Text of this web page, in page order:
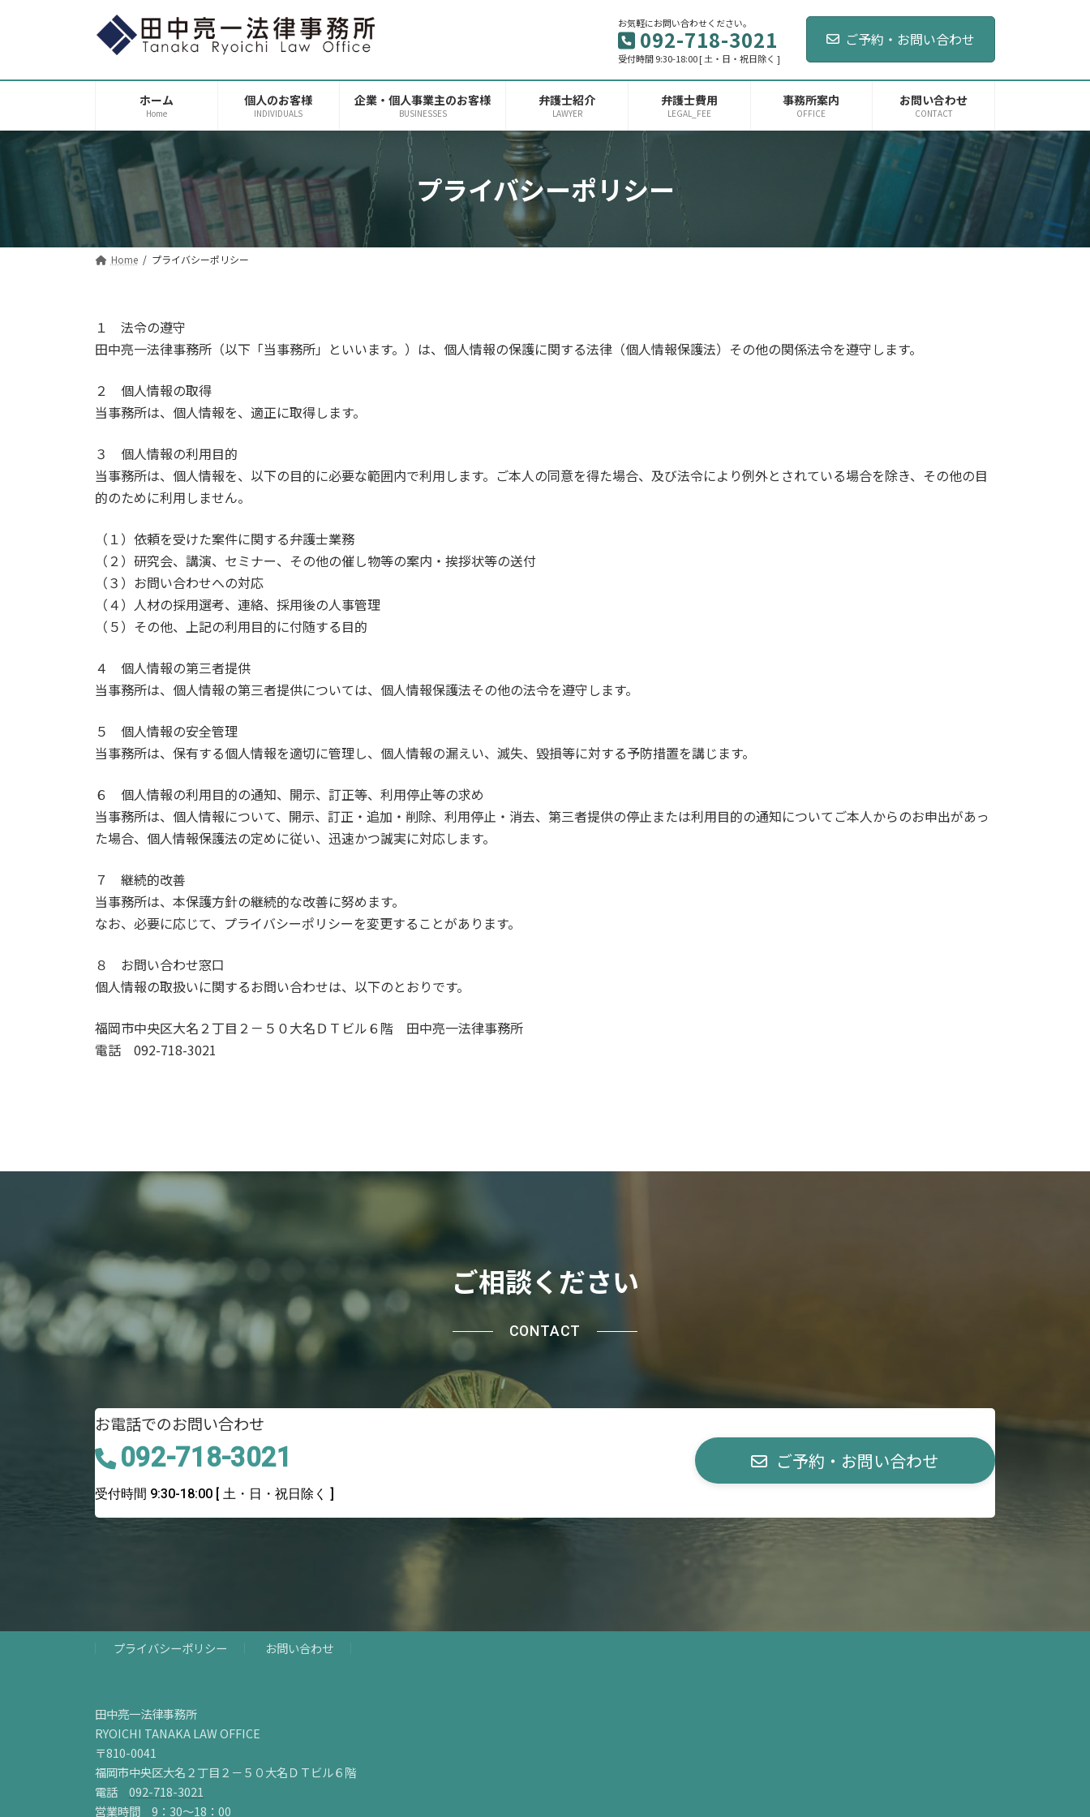
ツ
ス
シ
ン
お気軽にお問い合わせください。
092-718-3021
受付時間 9:30-18:00 [ 土・日・祝日除く ]
ご予約・お問い合わせ
ホーム
Home
個人のお客様
INDIVIDUALS
企業・個人事業主のお客様
BUSINESSES
弁護士紹介
LAWYER
弁護士費用
LEGAL_FEE
事務所案内
OFFICE
お問い合わせ
CONTACT
プライバシーポリシー
Home プライバシーポリシー
１ 法令の遵守
田中亮一法律事務所（以下「当事務所」といいます。）は、個人情報の保護に関する法律（個人情報保護法）その他の関係法令を遵守します。
２ 個人情報の取得
当事務所は、個人情報を、適正に取得します。
３ 個人情報の利用目的
当事務所は、個人情報を、以下の目的に必要な範囲内で利用します。ご本人の同意を得た場合、及び法令により例外とされている場合を除き、その他の目
的のために利用しません。
（１）依頼を受けた案件に関する弁護士業務
（２）研究会、講演、セミナー、その他の催し物等の案内・挨拶状等の送付
（３）お問い合わせへの対応
（４）人材の採用選考、連絡、採用後の人事管理
（５）その他、上記の利用目的に付随する目的
４ 個人情報の第三者提供
当事務所は、個人情報の第三者提供については、個人情報保護法その他の法令を遵守します。
５ 個人情報の安全管理
当事務所は、保有する個人情報を適切に管理し、個人情報の漏えい、滅失、毀損等に対する予防措置を講じます。
６ 個人情報の利用目的の通知、開示、訂正等、利用停止等の求め
当事務所は、個人情報について、開示、訂正・追加・削除、利用停止・消去、第三者提供の停止または利用目的の通知についてご本人からのお申出があっ
た場合、個人情報保護法の定めに従い、迅速かつ誠実に対応します。
７ 継続的改善
当事務所は、本保護方針の継続的な改善に努めます。
なお、必要に応じて、プライバシーポリシーを変更することがあります。
８ お問い合わせ窓口
個人情報の取扱いに関するお問い合わせは、以下のとおりです。
福岡市中央区大名２丁目２－５０大名ＤＴビル６階 田中亮一法律事務所
電話 092-718-3021
ご相談ください
CONTACT
お電話でのお問い合わせ
092-718-3021
受付時間 9:30-18:00 [ 土・日・祝日除く ]
ご予約・お問い合わせ
プライバシーポリシー お問い合わせ
田中亮一法律事務所
RYOICHI TANAKA LAW OFFICE
〒810-0041
福岡市中央区大名２丁目２－５０大名ＤＴビル６階
電話 092-718-3021
営業時間 9：30～18：00